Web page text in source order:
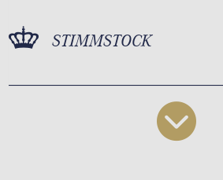
STIMMSTOCK